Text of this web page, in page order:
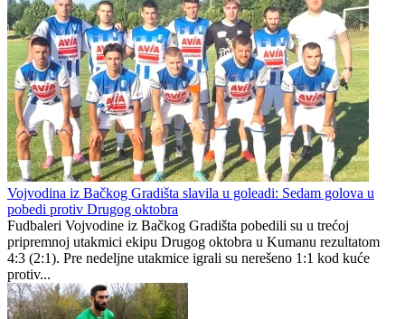
Vojvodina iz Bačkog Gradišta slavila u goleadi: Sedam golova u
pobedi protiv Drugog oktobra
Fudbaleri Vojvodine iz Bačkog Gradišta pobedili su u trećoj
pripremnoj utakmici ekipu Drugog oktobra u Kumanu rezultatom
4:3 (2:1). Pre nedeljne utakmice igrali su nerešeno 1:1 kod kuće
protiv...